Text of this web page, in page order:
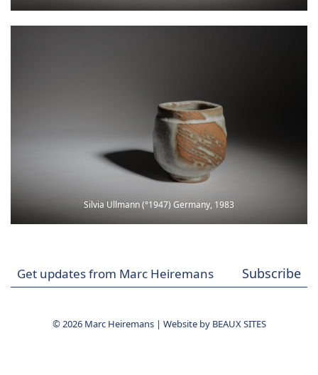
Silvia Ullmann (°1947) Germany, 1983
Subscribe
© 2026 Marc Heiremans | Website by BEAUX SITES